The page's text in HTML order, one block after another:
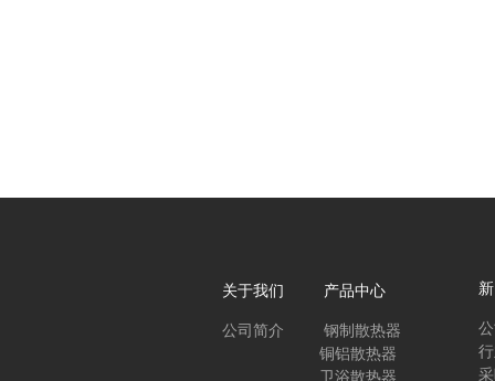
关于我们 产品中心
公司简介
钢制散热器
铜铝散热器
卫浴散热器